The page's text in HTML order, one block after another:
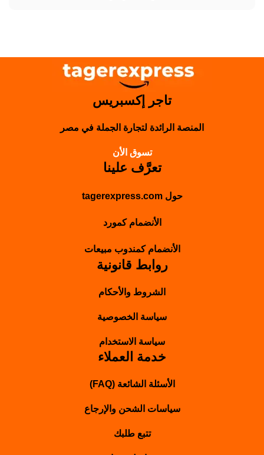
تاجر إكسبريس
المنصة الرائدة لتجارة الجملة في مصر
تسوق الأن
تعرَّف علينا
حول tagerexpress.com
الأنضمام كمورد
الأنضمام كمندوب مبيعات
روابط قانونية
الشروط والأحكام
سياسة الخصوصية
سياسة الاستخدام
خدمة العملاء
الأسئلة الشائعة (FAQ)
سياسات الشحن والإرجاع
تتبع طلبك